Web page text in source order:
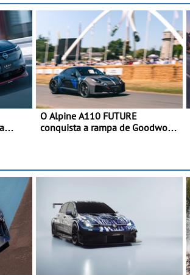
da
O Alpine A110 FUTURE
conquista a rampa de Goodwood
FUTURE fez a sua estreia